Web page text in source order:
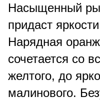
Насыщенный
придаст
Нарядная
сочетается со
желтого, до
малинового.